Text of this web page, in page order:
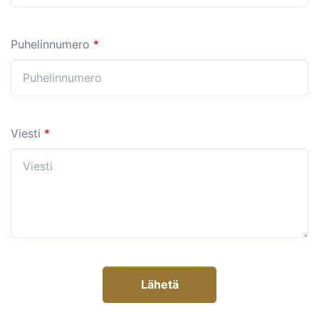
Puhelinnumero *
Viesti *
Lähetä